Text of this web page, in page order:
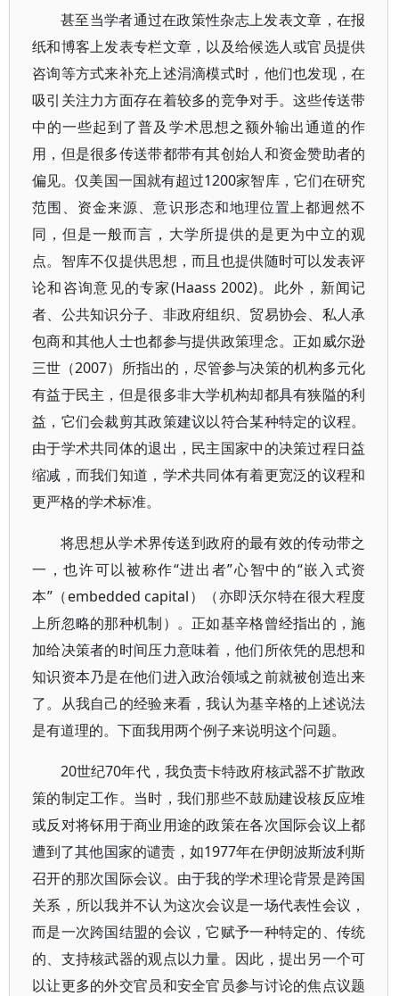
甚至当学者通过在政策性杂志上发表文章，在报
纸和博客上发表专栏文章，以及给候选人或官员提供
咨询等方式来补充上述涓滴模式时，他们也发现，在
吸引关注力方面存在着较多的竞争对手。这些传送带
中的一些起到了普及学术思想之额外输出通道的作
用，但是很多传送带都带有其创始人和资金赞助者的
偏见。仅美国一国就有超过1200家智库，它们在研究
范围、资金来源、意识形态和地理位置上都迥然不
同，但是一般而言，大学所提供的是更为中立的观
点。智库不仅提供思想，而且也提供随时可以发表评
论和咨询意见的专家(Haass 2002)。此外，新闻记
者、公共知识分子、非政府组织、贸易协会、私人承
包商和其他人士也都参与提供政策理念。正如威尔逊
三世（2007）所指出的，尽管参与决策的机构多元化
有益于民主，但是很多非大学机构却都具有狭隘的利
益，它们会裁剪其政策建议以符合某种特定的议程。
由于学术共同体的退出，民主国家中的决策过程日益
缩减，而我们知道，学术共同体有着更宽泛的议程和
更严格的学术标准。
将思想从学术界传送到政府的最有效的传动带之
一，也许可以被称作“进出者”心智中的“嵌入式资
本”（embedded capital）（亦即沃尔特在很大程度
上所忽略的那种机制）。正如基辛格曾经指出的，施
加给决策者的时间压力意味着，他们所依凭的思想和
知识资本乃是在他们进入政治领域之前就被创造出来
了。从我自己的经验来看，我认为基辛格的上述说法
是有道理的。下面我用两个例子来说明这个问题。
20世纪70年代，我负责卡特政府核武器不扩散政
策的制定工作。当时，我们那些不鼓励建设核反应堆
或反对将钚用于商业用途的政策在各次国际会议上都
遭到了其他国家的谴责，如1977年在伊朗波斯波利斯
召开的那次国际会议。由于我的学术理论背景是跨国
关系，所以我并不认为这次会议是一场代表性会议，
而是一次跨国结盟的会议，它赋予一种特定的、传统
的、支持核武器的观点以力量。因此，提出另一个可
以让更多的外交官员和安全官员参与讨论的焦点议题